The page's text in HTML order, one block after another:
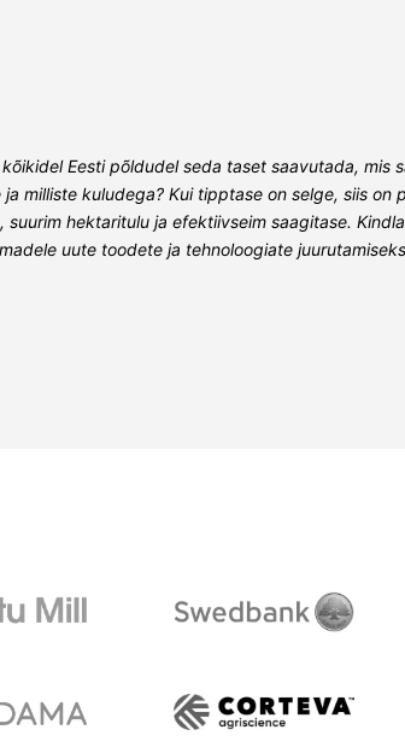
Eesti põldudel seda taset saavutada,
milliste kuludega? Kui tipptase on selge, siis
hektaritulu ja efektiivseim saagitase.
uute toodete ja tehnoloogiate